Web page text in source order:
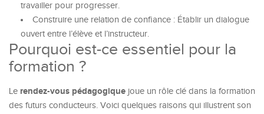
travailler pour progresser.
Construire une relation de confiance : Établir un dialogue
ouvert entre l’élève et l’instructeur.
Pourquoi est-ce essentiel pour la
formation ?
Le rendez-vous pédagogique joue un rôle clé dans la formation
des futurs conducteurs. Voici quelques raisons qui illustrent son